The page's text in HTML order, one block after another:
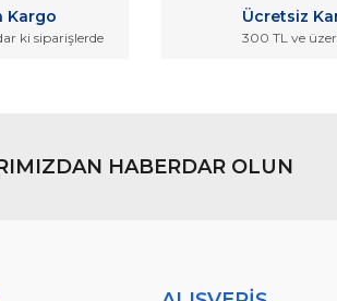
eksik bilgiler bulunuyor.
Kargo
ki siparişlerde
Ücretsiz
300 TL ve
HABERDAR OLUN